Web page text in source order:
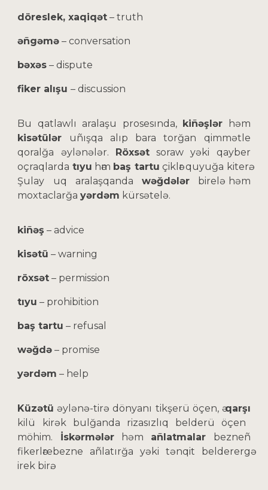
döreslek, xaqiqət – truth
əñgəmə – conversation
bəxəs – dispute
fiker alışu– discussion
Bu qatlawlı aralaşu prosesında, kiñəşlər həm
kisətülər uñışqa alıp bara torğan qimmətle
qoralğa əylənələr. Röxsətsoraw yəki qayber
oçraqlarda tıyu hәm baş tartu çiklәr quyuğa kiterә.
Şulay uq aralaşqandawəğdələr birelә həm
moxtaclarğayərdəm kürsətelə.
kiñəş – advice
kisətü – warning
röxsət – permission
tıyu – prohibition
baş tartu – refusal
wəğdə – promise
yərdəm – help
Küzətü əylənə-tirə dönyanı tikşerü öçen, әqarşı
kilü kirək bulğanda rizasızlıq belderü öçen
möhim. İskərmələrhəm añlatmalar bezneñ
fikerlәrebezne añlatırğa yəki tənqit belderergә
irek birә.